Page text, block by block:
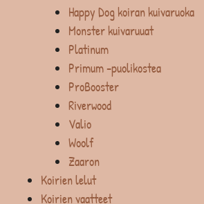
Happy Dog koiran kuivaruoka
Monster kuivaruuat
Platinum
Primum -puolikostea
ProBooster
Riverwood
Valio
Woolf
Zaaron
Koirien lelut
Koirien vaatteet